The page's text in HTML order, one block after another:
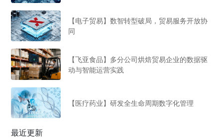
【电子贸易】数智转型破局，贸易服务开放协
同
【飞亚食品】多分公司烘焙贸易企业的数据驱
动与智能运营实践
【医疗药业】研发全生命周期数字化管理
最近更新